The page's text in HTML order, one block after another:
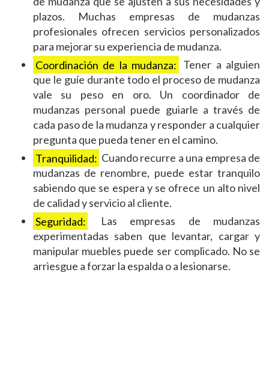
plazos. Muchas empresas de mudanzas
profesionales ofrecen servicios personalizados
para mejorar su experiencia de mudanza.
Coordinación de la mudanza: Tener a alguien
que le guíe durante todo el proceso de mudanza
vale su peso en oro. Un coordinador de
mudanzas personal puede guiarle a través de
cada paso de la mudanza y responder a cualquier
pregunta que pueda tener en el camino.
Tranquilidad: Cuando recurre a una empresa de
mudanzas de renombre, puede estar tranquilo
sabiendo que se espera y se ofrece un alto nivel
de calidad y servicio al cliente.
Seguridad:
Las empresas de mudanzas
experimentadas saben que levantar, cargar y
manipular muebles puede ser complicado. No se
arriesgue a forzar la espalda o a lesionarse.